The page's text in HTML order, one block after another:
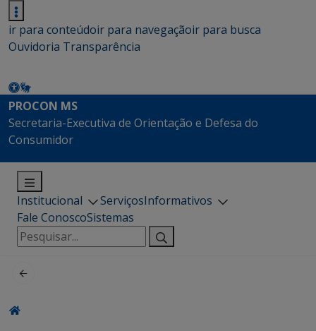
ir para conteúdoir para navegaçãoir para busca
Ouvidoria Transparência
PROCON MS
Secretaria-Executiva de Orientação e Defesa do
Consumidor
Institucional ServiçosInformativos
Fale ConoscoSistemas
Pesquisar
por: